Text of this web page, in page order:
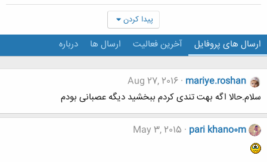
پیدا کردن
ارسال های پروفایل آخرین فعالیت ارسال ها درباره
mariye.roshan
Aug 27, 2016
سلام.حالا اگه بهت تندی کردم ببخشید دیگه عصبانی بودم
pari khano0m
May 3, 2015